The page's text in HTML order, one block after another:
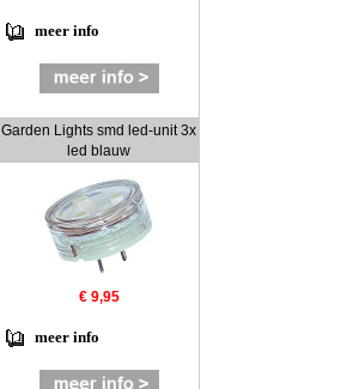
meer info
Garden Lights smd led-unit 3x
led blauw
€ 9,95
meer info